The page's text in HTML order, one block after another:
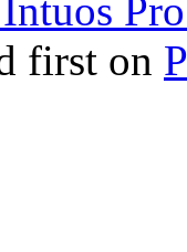
first on